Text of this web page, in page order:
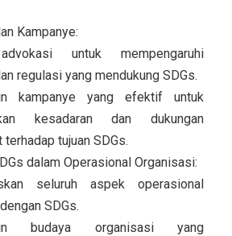
Kampanye:
untuk mempengaruhi
regulasi yang mendukung SDGs.
kampanye yang efektif untuk
kesadaran dan dukungan
terhadap tujuan SDGs.
dalam Operasional Organisasi:
seluruh aspek operasional
SDGs.
budaya organisasi yang